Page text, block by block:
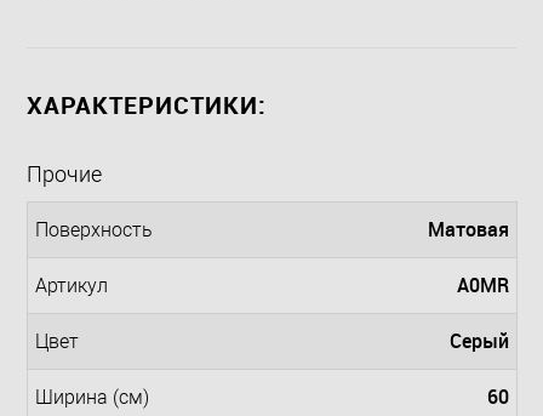
ХАРАКТЕРИСТИКИ:
Прочие
Поверхность Матовая
Артикул A0MR
Цвет Серый
Ширина (см) 60